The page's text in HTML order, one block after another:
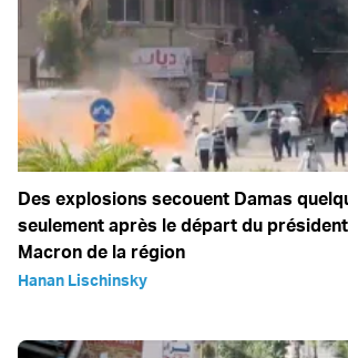
Des explosions secouent Damas
seulement après le départ du
Macron de la région
Hanan Lischinsky